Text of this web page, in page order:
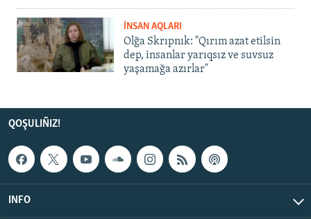
İNSAN AQLARI
Olğa Skrıpnık: "Qırım azat etilsin
dep, insanlar yarıqsız ve suvsuz
yaşamağa azırlar"
QOŞULIÑIZ!
INFO